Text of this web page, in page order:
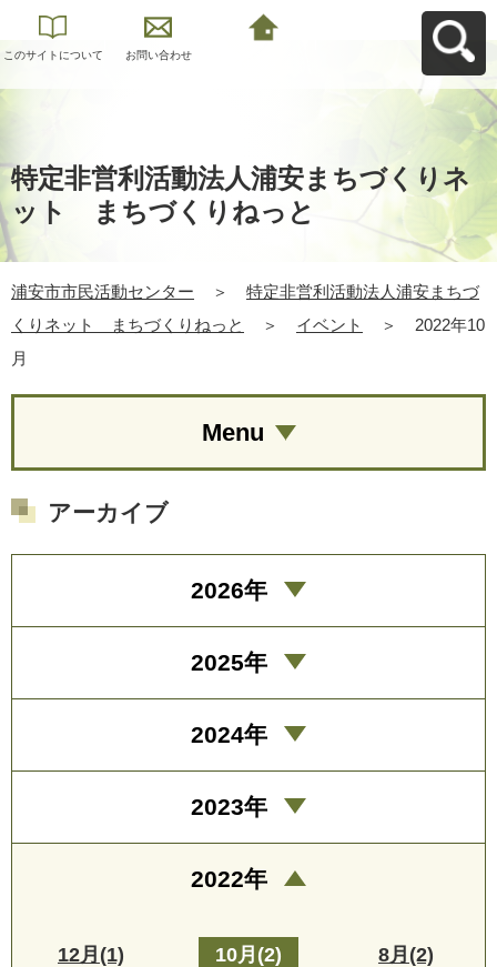
このサイトについて お問い合わせ
特定非営利活動法人浦安まちづくりネ
ット まちづくりねっと
浦安市市民活動センター ＞
特定非営利活動法人浦安まちづ
くりネット まちづくりねっと
＞ イベント ＞
2022年10
月
Menu
アーカイブ
2026年
2025年
2024年
2023年
2022年
12月(1) 10月(2) 8月(2)